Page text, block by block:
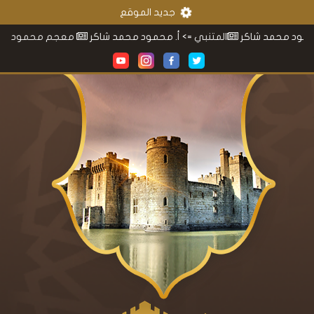
جديد الموقع
معجم محمود محمد شاكر المتنبي=> أ. محمود محمد شاكر